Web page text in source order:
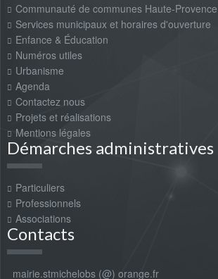
Communauté de communes Haute-
Services municipaux et horaires d'ouverture
Enfance & Éducation
Numéros utiles
Urbanisme
Agenda
Contactez nous
Projets et réalisations
Mentions légales
Démarches administratives
Particuliers
Professionnels
Associations
Contacts
mairie.stmichelobs (@) orange.fr